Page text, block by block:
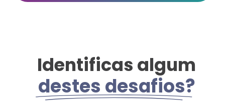
Identificas algum
destes desafios?